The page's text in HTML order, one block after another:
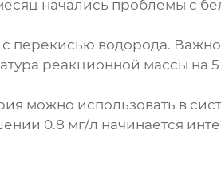
начались проблемы с
с перекисью водорода.
реакционной массы на
можно использовать в
0.8 мг/л начинается